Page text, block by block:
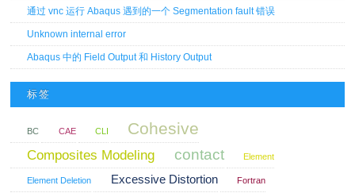
通过 vnc 运行 Abaqus 遇到的一个 Segmentation fault 错误
Unknown internal error
Abaqus 中的 Field Output 和 History Output
标签
BC CAE CLI Cohesive
Composites Modeling contact Element
Element Deletion Excessive Distortion Fortran